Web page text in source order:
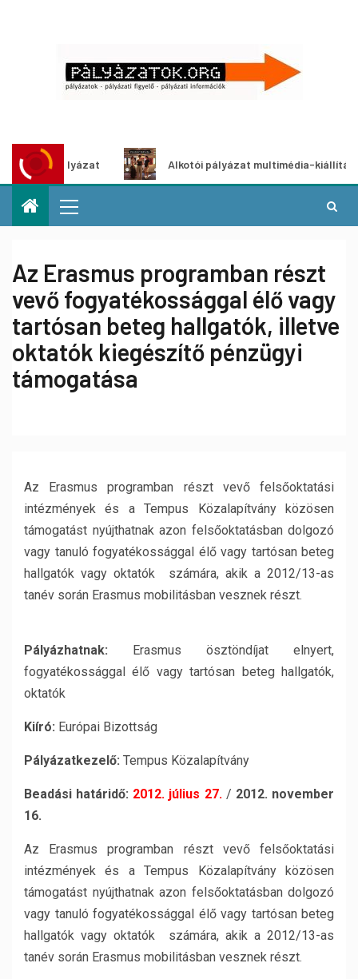
Alkotói pályázat multimédia-kiállításhoz
Az Erasmus programban részt
vevő fogyatékossággal élő vagy
tartósan beteg hallgatók, illetve
oktatók kiegészítő pénzügyi
támogatása
Az Erasmus programban részt vevő felsőoktatási
intézmények és a Tempus Közalapítvány közösen
támogatást nyújthatnak azon felsőoktatásban dolgozó
vagy tanuló fogyatékossággal élő vagy tartósan beteg
hallgatók vagy oktatók számára, akik a 2012/13-as
tanév során Erasmus mobilitásban vesznek részt.
Pályázhatnak: Erasmus ösztöndíjat elnyert,
fogyatékossággal élő vagy tartósan beteg hallgatók,
oktatók
Kiíró: Európai Bizottság
Pályázatkezelő: Tempus Közalapítvány
Beadási határidő: 2012. július 27./ 2012. november
16.
Az Erasmus programban részt vevő felsőoktatási
intézmények és a Tempus Közalapítvány közösen
támogatást nyújthatnak azon felsőoktatásban dolgozó
vagy tanuló fogyatékossággal élő vagy tartósan beteg
hallgatók vagy oktatók számára, akik a 2012/13-as
tanév során Erasmus mobilitásban vesznek részt.